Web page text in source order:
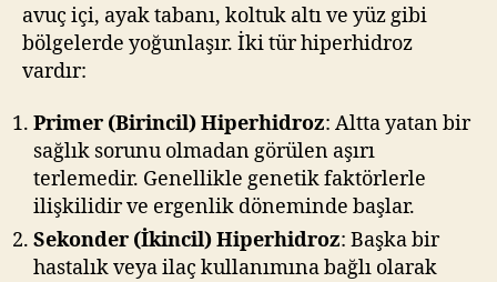
avuç içi, ayak tabanı, koltuk altı ve yüz gibi
bölgelerde yoğunlaşır. İki tür hiperhidroz
vardır:
Primer (Birincil) Hiperhidroz: Altta yatan bir
sağlık sorunu olmadan görülen aşırı
terlemedir. Genellikle genetik faktörlerle
ilişkilidir ve ergenlik döneminde başlar.
Sekonder (İkincil) Hiperhidroz: Başka bir
hastalık veya ilaç kullanımına bağlı olarak